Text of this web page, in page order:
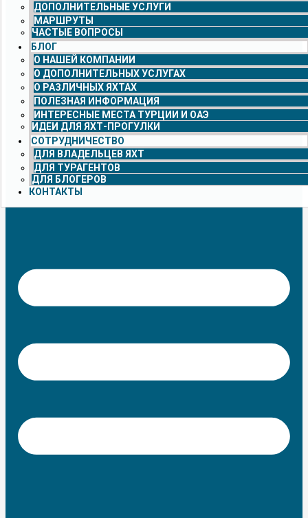
ДОПОЛНИТЕЛЬНЫЕ УСЛУГИ
МАРШРУТЫ
ЧАСТЫЕ ВОПРОСЫ
БЛОГ
О НАШЕЙ КОМПАНИИ
О ДОПОЛНИТЕЛЬНЫХ УСЛУГАХ
О РАЗЛИЧНЫХ ЯХТАХ
ПОЛЕЗНАЯ ИНФОРМАЦИЯ
ИНТЕРЕСНЫЕ МЕСТА ТУРЦИИ И ОАЭ
ИДЕИ ДЛЯ ЯХТ-ПРОГУЛКИ
СОТРУДНИЧЕСТВО
ДЛЯ ВЛАДЕЛЬЦЕВ ЯХТ
ДЛЯ ТУРАГЕНТОВ
ДЛЯ БЛОГЕРОВ
КОНТАКТЫ